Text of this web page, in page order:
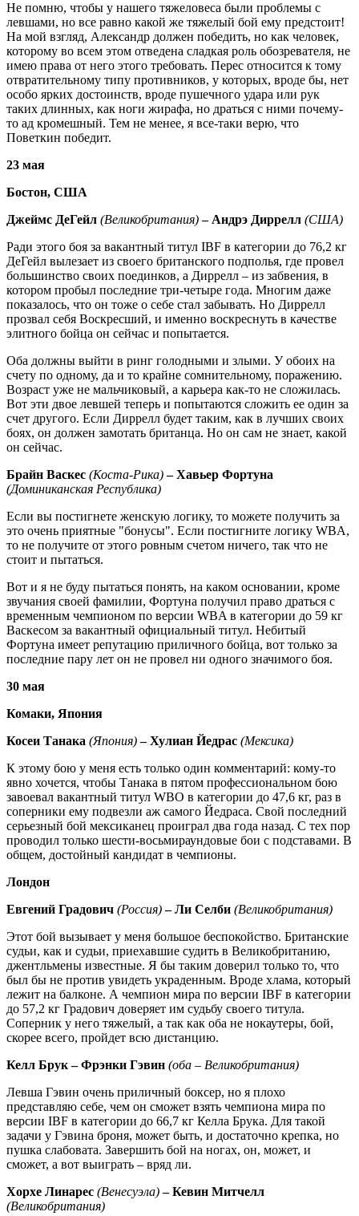
Не помню, чтобы у нашего тяжеловеса были проблемы с
левшами, но все равно какой же тяжелый бой ему предстоит!
На мой взгляд, Александр должен победить, но как человек,
которому во всем этом отведена сладкая роль обозревателя, не
имею права от него этого требовать. Перес относится к тому
отвратительному типу противников, у которых, вроде бы, нет
особо ярких достоинств, вроде пушечного удара или рук
таких длинных, как ноги жирафа, но драться с ними почему-
то ад кромешный. Тем не менее, я все-таки верю, что
Поветкин победит.
23 мая
Бостон, США
Джеймс ДеГейл (Великобритания) – Андрэ Диррелл (США)
Ради этого боя за вакантный титул IBF в категории до 76,2 кг
ДеГейл вылезает из своего британского подполья, где провел
большинство своих поединков, а Диррелл – из забвения, в
котором пробыл последние три-четыре года. Многим даже
показалось, что он тоже о себе стал забывать. Но Диррелл
прозвал себя Воскресший, и именно воскреснуть в качестве
элитного бойца он сейчас и попытается.
Оба должны выйти в ринг голодными и злыми. У обоих на
счету по одному, да и то крайне сомнительному, поражению.
Возраст уже не мальчиковый, а карьера как-то не сложилась.
Вот эти двое левшей теперь и попытаются сложить ее один за
счет другого. Если Диррелл будет таким, как в лучших своих
боях, он должен замотать британца. Но он сам не знает, какой
он сейчас.
Брайн Васкес (Коста-Рика) – Хавьер Фортуна
(Доминиканская Республика)
Если вы постигнете женскую логику, то можете получить за
это очень приятные "бонусы". Если постигните логику WBA,
то не получите от этого ровным счетом ничего, так что не
стоит и пытаться.
Вот и я не буду пытаться понять, на каком основании, кроме
звучания своей фамилии, Фортуна получил право драться с
временным чемпионом по версии WBA в категории до 59 кг
Васкесом за вакантный официальный титул. Небитый
Фортуна имеет репутацию приличного бойца, вот только за
последние пару лет он не провел ни одного значимого боя.
30 мая
Комаки, Япония
Косеи Танака (Япония) – Хулиан Йедрас (Мексика)
К этому бою у меня есть только один комментарий: кому-то
явно хочется, чтобы Танака в пятом профессиональном бою
завоевал вакантный титул WBO в категории до 47,6 кг, раз в
соперники ему подвезли аж самого Йедраса. Свой последний
серьезный бой мексиканец проиграл два года назад. С тех пор
проводил только шести-восьмираундовые бои с подставами. В
общем, достойный кандидат в чемпионы.
Лондон
Евгений Градович (Россия) – Ли Селби (Великобритания)
Этот бой вызывает у меня большое беспокойство. Британские
судьи, как и судьи, приехавшие судить в Великобританию,
джентльмены известные. Я бы таким доверил только то, что
был бы не против увидеть украденным. Вроде хлама, который
лежит на балконе. А чемпион мира по версии IBF в категории
до 57,2 кг Градович доверяет им судьбу своего титула.
Соперник у него тяжелый, а так как оба не нокаутеры, бой,
скорее всего, пройдет всю дистанцию.
Келл Брук – Фрэнки Гэвин (оба – Великобритания)
Левша Гэвин очень приличный боксер, но я плохо
представляю себе, чем он сможет взять чемпиона мира по
версии IBF в категории до 66,7 кг Келла Брука. Для такой
задачи у Гэвина броня, может быть, и достаточно крепка, но
пушка слабовата. Завершить бой на ногах, он, может, и
сможет, а вот выиграть – вряд ли.
Хорхе Линарес (Венесуэла) – Кевин Митчелл
(Великобритания)